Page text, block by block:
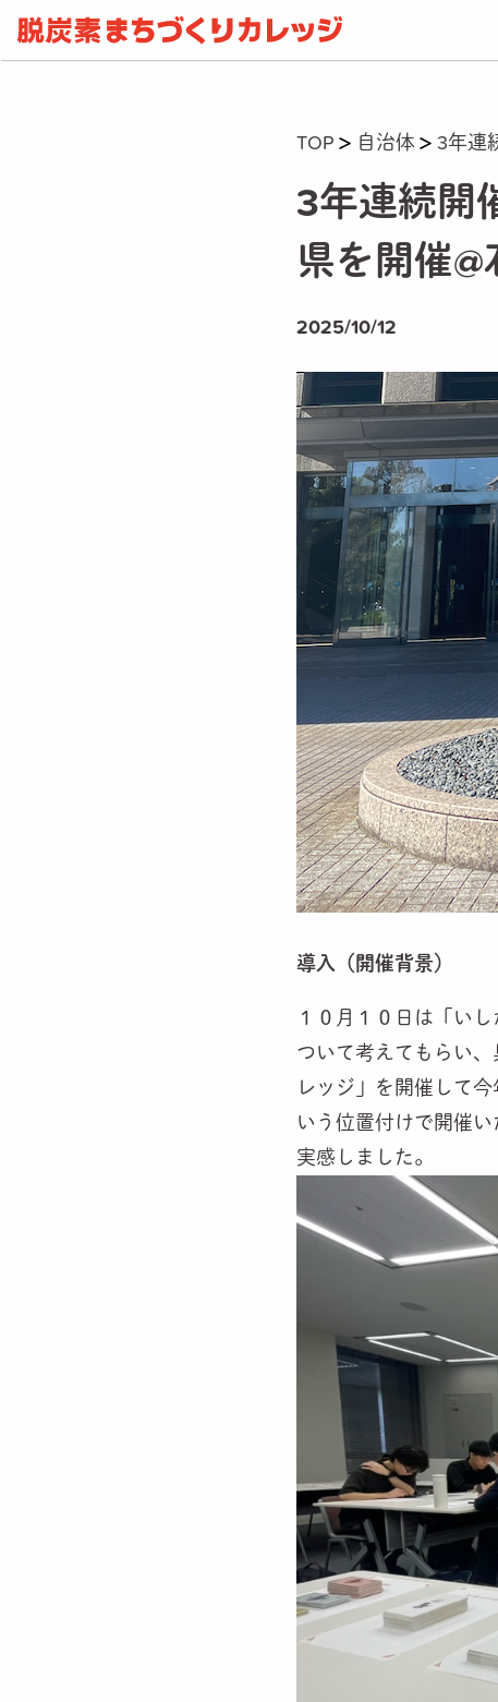
TOP 自治体 3年連
3年連続開
県を開催
2025/10/12
導入（開催背景）
１０月１０日は「い
ついて考えてもらい
レッジ」を開催して
いう位置付けで開催
実感しました。